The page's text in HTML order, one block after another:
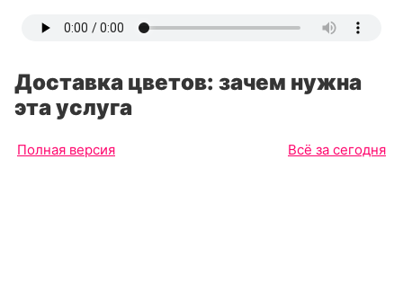
Доставка цветов: зачем нужна
эта услуга
Полная версия Всё за сегодня